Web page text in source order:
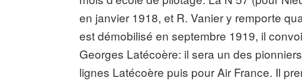
en janvier 1918, et R. Vanier y remporte
est démobilisé en septembre 1919, il
Georges Latécoère: il sera un des
lignes Latécoère puis pour Air France. Il